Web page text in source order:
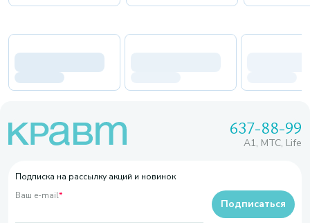
637-88-99
A1, МТС, Life
Подписка на рассылку акций и новинок
Ваш e-mail*
Подписаться